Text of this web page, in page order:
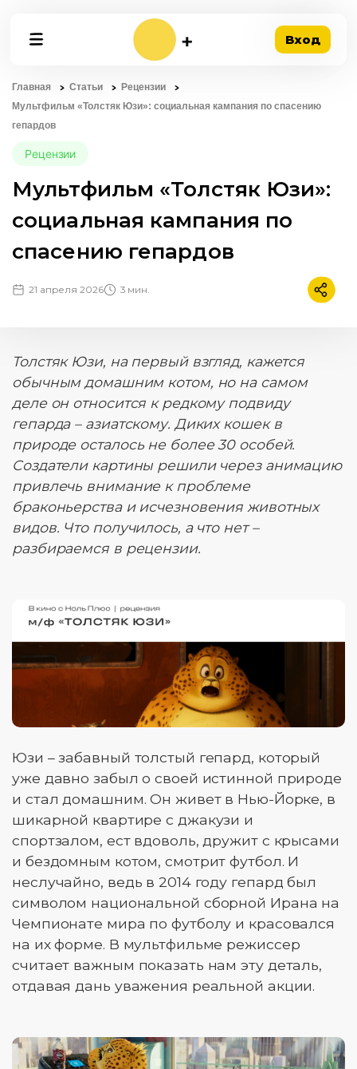
Вход
Главная Статьи
Рецензии
Мультфильм «Толстяк Юзи»: социальная кампания по спасению
гепардов
Рецензии
Мультфильм «Толстяк Юзи»:
социальная кампания по
спасению гепардов
21 апреля 2026 3 мин.
Толстяк Юзи, на первый взгляд, кажется
обычным домашним котом, но на самом
деле он относится к редкому подвиду
гепарда – азиатскому. Диких кошек в
природе осталось не более 30 особей.
Создатели картины решили через анимацию
привлечь внимание к проблеме
браконьерства и исчезновения животных
видов. Что получилось, а что нет –
разбираемся в рецензии.
Юзи – забавный толстый гепард, который
уже давно забыл о своей истинной природе
и стал домашним. Он живет в Нью-Йорке, в
шикарной квартире с джакузи и
спортзалом, ест вдоволь, дружит с крысами
и бездомным котом, смотрит футбол. И
неслучайно, ведь в 2014 году гепард был
символом национальной сборной Ирана на
Чемпионате мира по футболу и красовался
на их форме. В мультфильме режиссер
считает важным показать нам эту деталь,
отдавая дань уважения реальной акции.